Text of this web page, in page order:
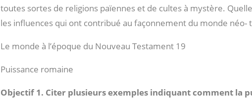
toutes sortes de religions païennes et de cultes à mystère.
les influences qui ont contribué au façonnement du monde néo-
Le monde à l’époque du Nouveau Testament 19
Puissance romaine
Objectif 1. Citer plusieurs exemples indiquant comment la